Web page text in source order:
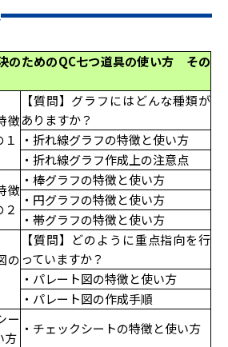
のためのQC七つ道具の使い方 その
徴
【質問】グラフにはどんな種類が
ありますか？
・折れ線グラフの特徴と使い方
・折れ線グラフ作成上の注意点
徴
・棒グラフの特徴と使い方
・円グラフの特徴と使い方
・帯グラフの特徴と使い方
の
【質問】どのように重点指向を行
っていますか？
・パレート図の特徴と使い方
・パレート図の作成手順
ー
方
・チェックシートの特徴と使い方